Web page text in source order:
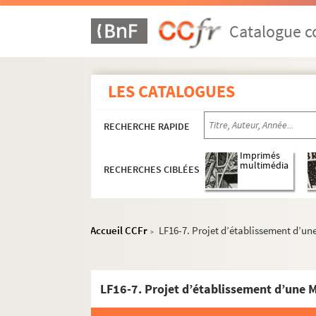
Catalogue
LES CATALOGUES
RECHERCHE RAPIDE
RECHERCHES CIBLÉES
Imprimés
multimédia
Accueil CCFr > LF16-7. Projet d’établissement
LF16-7. Projet d’établissement d’une
LF2. Le théâtre de Lille
LFK-1. Théâtre de Lille, mémoires,